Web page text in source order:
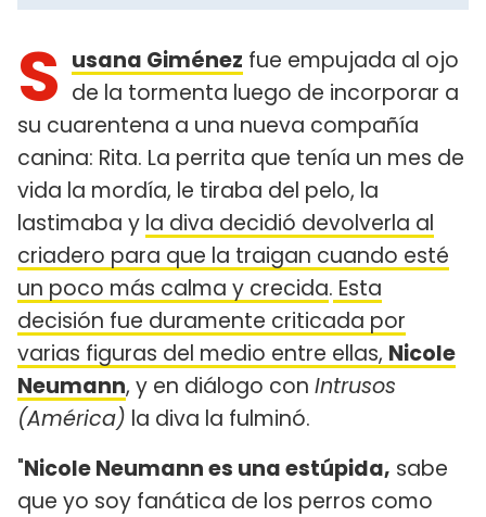
S usana Giménez fue empujada al ojo
de la tormenta luego de incorporar a
su cuarentena a una nueva compañía
canina: Rita. La perrita que tenía un mes de
vida la mordía, le tiraba del pelo, la
lastimaba y la diva decidió devolverla al
criadero para que la traigan cuando esté
un poco más calma y crecida. Esta
decisión fue duramente criticada por
varias figuras del medio entre ellas, Nicole
Neumann, y en diálogo con Intrusos
(América) la diva la fulminó.
"Nicole Neumann es una estúpida, sabe
que yo soy fanática de los perros como